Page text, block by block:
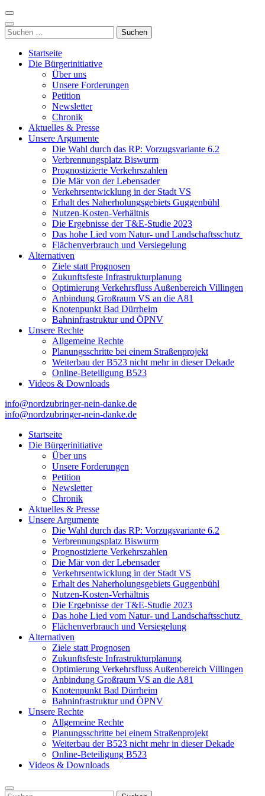
Zum
Inhalt
springen
(Enter
drücken)
Nordzubringer nein danke
Die BI NORDZUBRINGER NEIN DANKE ist ein loser
Zusammenschluss von Bürgerinnen und Bürgern der Stadt Villingen-
Schwenningen, der sich klar gegen den Bau des Nordzubringers,
dem Weiterbau der B523, positioniert.
Suchen
nach:
Startseite
Die Bürgerinitiative
Über uns
Unsere Forderungen
Petition
Newsletter
Chronik
Aktuelles & Presse
Unsere Argumente
Die Wahl durch das RP: Vorzugsvariante 6.2
Verbrennungsplatz Biswurm
Prognostizierte Verkehrszahlen
Die Mär von der Lebensader
Verkehrsentwicklung in der Stadt VS
Erhalt des Naherholungsgebiets Guggenbühl
Nutzen-Kosten-Verhältnis
Die Ergebnisse der T&E-Studie 2023
Das hohe Lied vom Natur- und Landschaftsschutz
Flächenverbrauch und Versiegelung
Alternativen
Ziele statt Prognosen
Zukunftsfeste Infrastrukturplanung
Optimierung Verkehrsfluss Außenbereich Villingen
Anbindung Großraum VS an die A81
Knotenpunkt Bad Dürrheim
Bahninfrastruktur und ÖPNV
Unsere Rechte
Allgemeine Rechte
Planungsschritte bei einem Straßenprojekt
Weiterbau der B523 nicht mehr in dieser Dekade
Online-Beteiligung B523
Videos & Downloads
info@nordzubringer-nein-danke.de
Nordzubringer nein danke
Zusammenschluss von Bürgerinnen und Bürgern der Stadt Villingen-
Schwenningen, der sich klar gegen den Bau des Nordzubringers,
dem Weiterbau der B523, positioniert.
info@nordzubringer-nein-danke.de
Startseite
Die Bürgerinitiative
Über uns
Unsere Forderungen
Petition
Newsletter
Chronik
Aktuelles & Presse
Unsere Argumente
Die Wahl durch das RP: Vorzugsvariante 6.2
Verbrennungsplatz Biswurm
Prognostizierte Verkehrszahlen
Die Mär von der Lebensader
Verkehrsentwicklung in der Stadt VS
Erhalt des Naherholungsgebiets Guggenbühl
Nutzen-Kosten-Verhältnis
Die Ergebnisse der T&E-Studie 2023
Das hohe Lied vom Natur- und Landschaftsschutz
Flächenverbrauch und Versiegelung
Alternativen
Ziele statt Prognosen
Zukunftsfeste Infrastrukturplanung
Optimierung Verkehrsfluss Außenbereich Villingen
Anbindung Großraum VS an die A81
Knotenpunkt Bad Dürrheim
Bahninfrastruktur und ÖPNV
Unsere Rechte
Allgemeine Rechte
Planungsschritte bei einem Straßenprojekt
Weiterbau der B523 nicht mehr in dieser Dekade
Online-Beteiligung B523
Videos & Downloads